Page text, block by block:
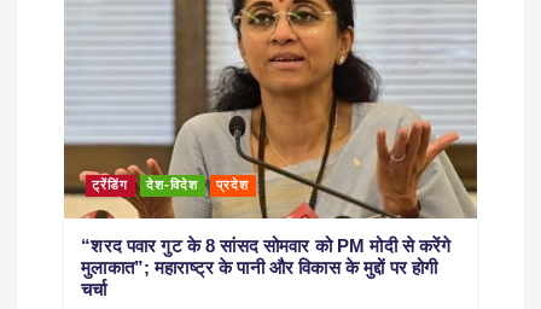
ट्रेंडिंग देश-विदेश प्रदेश
“शरद पवार गुट के 8 सांसद सोमवार को PM मोदी से करेंगे
मुलाकात”; महाराष्ट्र के पानी और विकास के मुद्दों पर होगी
चर्चा